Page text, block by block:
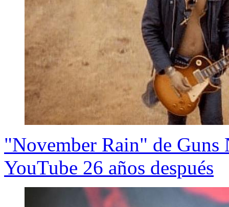
"November Rain" de Guns
YouTube 26 años después